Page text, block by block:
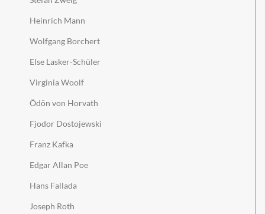
Heinrich Mann
Wolfgang Borchert
Else Lasker-Schüler
Virginia Woolf
Ödön von Horvath
Fjodor Dostojewski
Franz Kafka
Edgar Allan Poe
Hans Fallada
Joseph Roth